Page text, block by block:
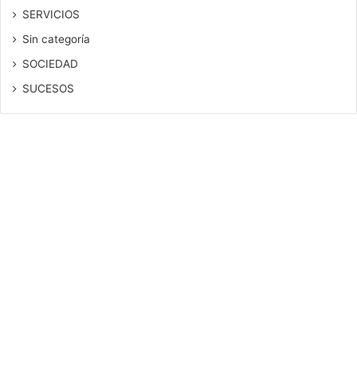
SERVICIOS
Sin categoría
SOCIEDAD
SUCESOS